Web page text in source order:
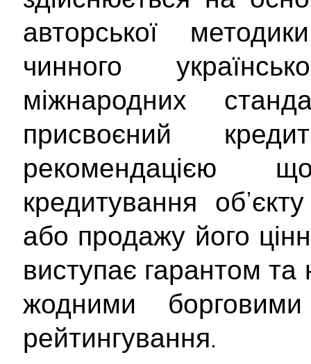
авторської
чинного
міжнародних
присвоєний
рекомендацією
кредитування
або продажу його
виступає гарантом та
жодними борговими
рейтингування.